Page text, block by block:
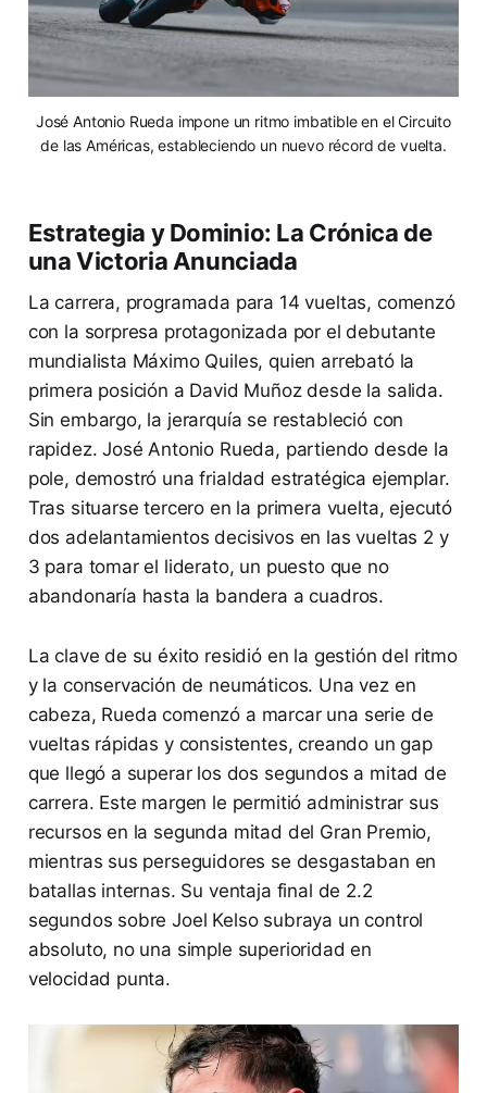
José Antonio Rueda impone un ritmo imbatible en el Circuito
de las Américas, estableciendo un nuevo récord de vuelta.
Estrategia y Dominio: La Crónica de
una Victoria Anunciada
La carrera, programada para 14 vueltas, comenzó
con la sorpresa protagonizada por el debutante
mundialista Máximo Quiles, quien arrebató la
primera posición a David Muñoz desde la salida.
Sin embargo, la jerarquía se restableció con
rapidez. José Antonio Rueda, partiendo desde la
pole, demostró una frialdad estratégica ejemplar.
Tras situarse tercero en la primera vuelta, ejecutó
dos adelantamientos decisivos en las vueltas 2 y
3 para tomar el liderato, un puesto que no
abandonaría hasta la bandera a cuadros.
La clave de su éxito residió en la gestión del ritmo
y la conservación de neumáticos. Una vez en
cabeza, Rueda comenzó a marcar una serie de
vueltas rápidas y consistentes, creando un gap
que llegó a superar los dos segundos a mitad de
carrera. Este margen le permitió administrar sus
recursos en la segunda mitad del Gran Premio,
mientras sus perseguidores se desgastaban en
batallas internas. Su ventaja final de 2.2
segundos sobre Joel Kelso subraya un control
absoluto, no una simple superioridad en
velocidad punta.